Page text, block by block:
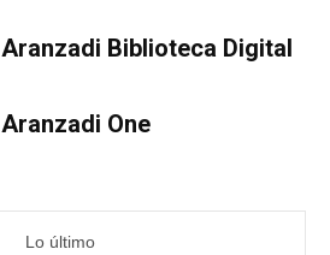
Aranzadi Biblioteca Digital
Aranzadi One
Lo último